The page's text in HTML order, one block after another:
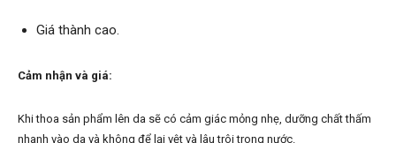
Giá thành cao.
Cảm nhận và giá:
Khi thoa sản phẩm lên da sẽ có cảm giác mỏng nhẹ, dưỡng chất thấm
nhanh vào da và không để lại vệt và lâu trôi trong nước.